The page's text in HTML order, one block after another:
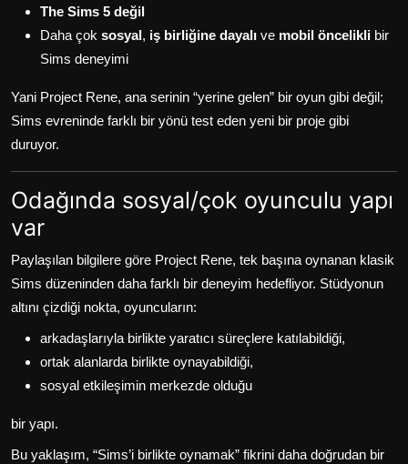
The Sims 5 değil
Daha çok sosyal, iş birliğine dayalı ve mobil öncelikli bir
Sims deneyimi
Yani Project Rene, ana serinin “yerine gelen” bir oyun gibi değil;
Sims evreninde farklı bir yönü test eden yeni bir proje gibi
duruyor.
Odağında sosyal/çok oyunculu yapı
var
Paylaşılan bilgilere göre Project Rene, tek başına oynanan klasik
Sims düzeninden daha farklı bir deneyim hedefliyor. Stüdyonun
altını çizdiği nokta, oyuncuların:
arkadaşlarıyla birlikte yaratıcı süreçlere katılabildiği,
ortak alanlarda birlikte oynayabildiği,
sosyal etkileşimin merkezde olduğu
bir yapı.
Bu yaklaşım, “Sims’i birlikte oynamak” fikrini daha doğrudan bir